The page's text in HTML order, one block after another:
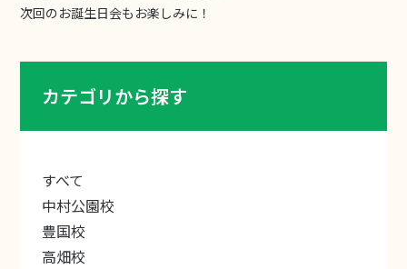
カテゴリから探す
すべて
中村公園校
豊国校
高畑校
次回のお誕生日会もお楽しみに！